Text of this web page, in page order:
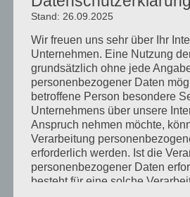
Schutzbekleidung
vonadmin|Nov 17, 2020
Stand: 26.09.2025
Wir freuen uns sehr über Ihr
Unternehmen. Eine Nutzung
grundsätzlich ohne jede
personenbezogener Daten
betroffene Person besondere
Unternehmens über unsere
Anspruch nehmen möchte,
Verarbeitung
erforderlich werden. Ist die
personenbezogener Daten
besteht für eine solche